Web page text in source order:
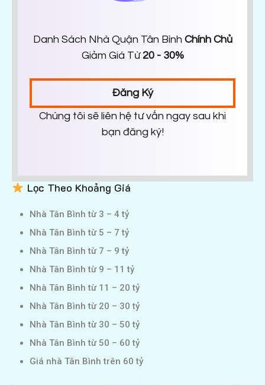
Danh Sách Nhà Quận Tân Bình Chính Chủ
Giảm Giá Từ 20 - 30%
Đăng Ký
Chúng tôi sẽ liên hệ tư vấn ngay sau khi
bạn đăng ký!
Lọc Theo Khoảng Giá
Nhà Tân Bình từ 3 – 4 tỷ
Nhà Tân Bình từ 5 – 7 tỷ
Nhà Tân Bình từ 7 – 9 tỷ
Nhà Tân Bình từ 9 – 11 tỷ
Nhà Tân Bình từ 11 – 20 tỷ
Nhà Tân Bình từ 20 – 30 tỷ
Nhà Tân Bình từ 30 – 50 tỷ
Nhà Tân Bình từ 50 – 60 tỷ
Giá nhà Tân Bình trên 60 tỷ